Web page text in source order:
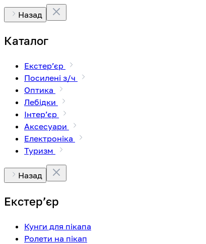
Назад
Каталог
Екстерʼєр
Посилені з/ч
Оптика
Лебідки
Інтерʼєр
Аксесуари
Електроніка
Туризм
Назад
Екстерʼєр
Кунги для пікапа
Ролети на пікап